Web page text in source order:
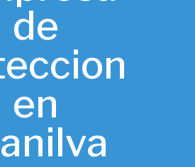
de
en